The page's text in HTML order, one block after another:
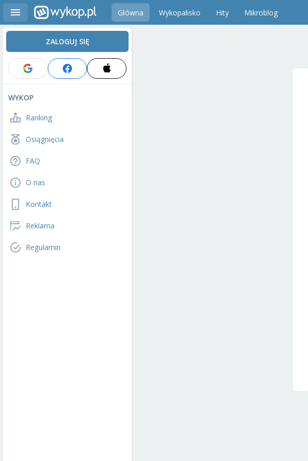
Główna Wykopalisko Hity Mikroblog
ZALOGUJ SIĘ
WYKOP
Ranking
Osiągnięcia
FAQ
O nas
Kontakt
Reklama
Regulamin